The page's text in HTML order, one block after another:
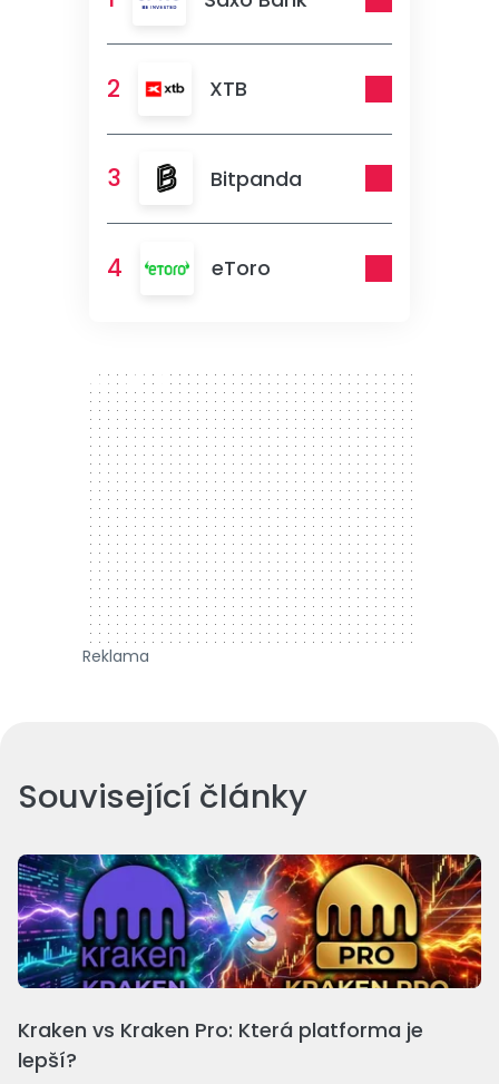
2 XTB
3 Bitpanda
4 eToro
300 x 250
Reklama
Související články
Kraken vs Kraken Pro: Která platforma je
lepší?